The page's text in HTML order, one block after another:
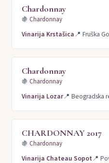
Chardonnay
🍇 Chardonnay
Vinarija Krstašica📍 Fruška
Chardonnay
🍇 Chardonnay
Vinarija Lozar📍 Beogradska
CHARDONNAY 2017
🍇 Chardonnay
Vinarija Chateau Sopot📍